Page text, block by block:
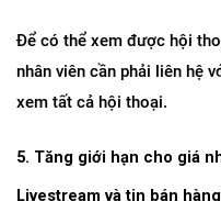
Để có thể xem được hội
nhân viên cần phải liên hệ
xem tất cả hội thoại.
5. Tăng giới hạn cho giá
Livestream và tin bán hàng